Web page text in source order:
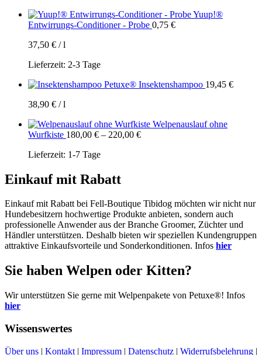
Yuup!®
Entwirrungs-Conditioner - Probe 0,75 €
37,50 € /l
Lieferzeit: 2-3 Tage
Petuxe® Insektenshampoo 19,45 €
38,90 € /l
Welpenauslauf ohne
Wurfkiste 180,00 € – 220,00 €
Lieferzeit: 1-7 Tage
Einkauf mit Rabatt
Einkauf mit Rabatt bei Fell-Boutique Tibidog möchten wir nicht nur
Hundebesitzern hochwertige Produkte anbieten, sondern auch
professionelle Anwender aus der Branche Groomer, Züchter und
Händler unterstützen. Deshalb bieten wir speziellen Kundengruppen
attraktive Einkaufsvorteile und Sonderkonditionen. Infos hier
Sie haben Welpen oder Kitten?
Wir unterstützen Sie gerne mit Welpenpakete von Petuxe®! Infos
hier
Wissenswertes
Über uns | Kontakt | Impressum | Datenschutz | Widerrufsbelehrung |